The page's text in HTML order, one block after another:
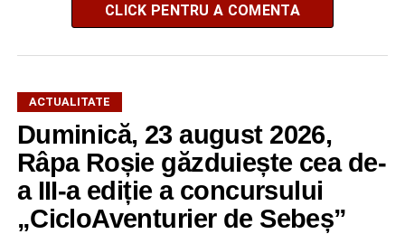
CLICK PENTRU A COMENTA
ACTUALITATE
Duminică, 23 august 2026,
Râpa Roșie găzduiește cea de-
a III-a ediție a concursului
„CicloAventurier de Sebeș”